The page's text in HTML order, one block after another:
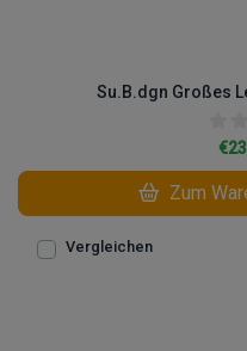
Su.B.dgn Großes
Zum
Vergleichen